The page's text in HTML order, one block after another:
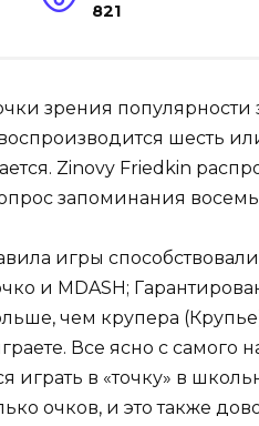
821
зрения популярности
шесть
Zinovy ​​Friedkin
запоминания
игры
и MDASH;
чем крупера
Все ясно с
играть в «точку» в
очков, и это также